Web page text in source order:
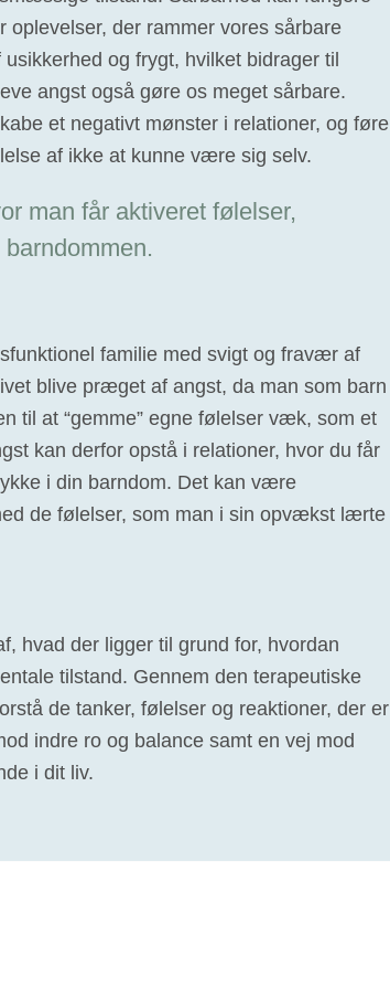
der rammer vores sårbare
og frygt, hvilket bidrager til
angst også gøre os meget sårbare.
et negativt mønster i relationer, og føre
af ikke at kunne være sig selv.
man får aktiveret følelser,
familie med svigt og fravær af
blive præget af angst, da man som barn
til at “gemme” egne følelser væk, som et
kan derfor opstå i relationer, hvor du får
i din barndom. Det kan være
de følelser, som man i sin opvækst lærte
hvad der ligger til grund for, hvordan
tilstand. Gennem den terapeutiske
de tanker, følelser og reaktioner, der er
indre ro og balance samt en vej mod
i dit liv.